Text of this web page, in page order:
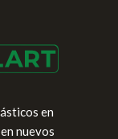
en
nuevos